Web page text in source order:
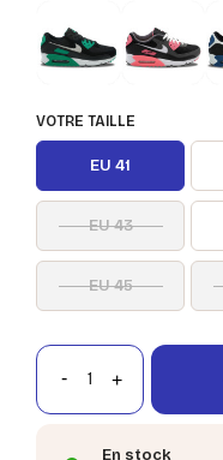
VOTRE TAILLE
EU 41
EU 43
EU 45
En stock